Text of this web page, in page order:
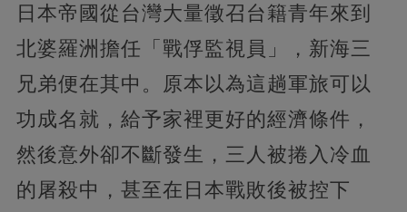
日本帝國從台灣大量徵召台籍青年來到
北婆羅洲擔任「戰俘監視員」，新海三
兄弟便在其中。原本以為這趟軍旅可以
功成名就，給予家裡更好的經濟條件，
然後意外卻不斷發生，三人被捲入冷血
的屠殺中，甚至在日本戰敗後被控下